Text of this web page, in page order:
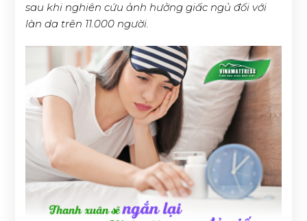
sau khi nghiên cứu ảnh hưởng giấc ngủ đối với
làn da trên 11.000 người.